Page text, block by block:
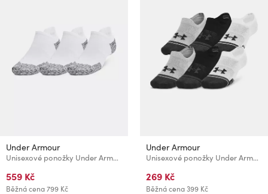
Under Armour
Unisexové ponožky Under Armour UA AD Run Cushion NS (3 páry)
559 Kč
Běžná cena799 Kč
Under Armour
Unisexové ponožky Under Armour UA Performance Tech ULT (3 páry)
269 Kč
Běžná cena399 Kč